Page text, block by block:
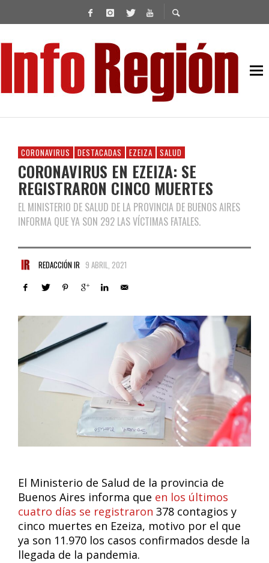
CORONAVIRUS DESTACADAS EZEIZA SALUD
CORONAVIRUS EN EZEIZA: SE
REGISTRARON CINCO MUERTES
EL MINISTERIO DE SALUD DE LA PROVINCIA DE BUENOS AIRES
INFORMA QUE YA SON 292 LAS VÍCTIMAS FATALES.
REDACCIÓN IR 9 ABRIL, 2021
El Ministerio de Salud de la provincia de
Buenos Aires informa que en los últimos
cuatro días se registraron 378 contagios y
cinco muertes en Ezeiza, motivo por el que
ya son 11.970 los casos confirmados desde la
llegada de la pandemia.